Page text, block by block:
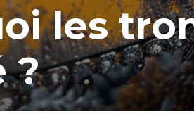
les
?